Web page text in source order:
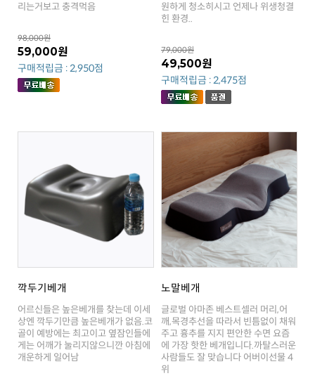
리는거보고 충격먹음
98,000원
59,000원
구매적립금 : 2,950점
힌 환경..
79,000원
49,500원
구매적립금 : 2,475점
깍두기베개
개운하게 일어남
노말베개
위